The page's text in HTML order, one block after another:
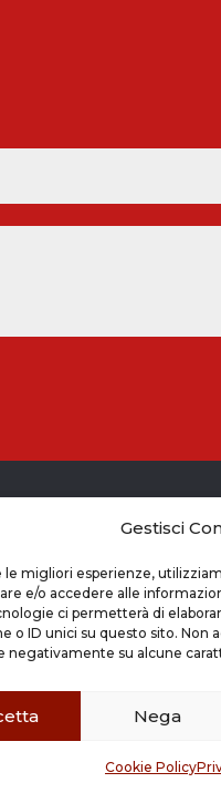
Gestisci
le migliori esperienze,
e/o accedere alle
ci permetterà di
o ID unici su questo sito. Non
negativamente su alcune
Nega
Cookie Policy
Viale
Cookie Policy|